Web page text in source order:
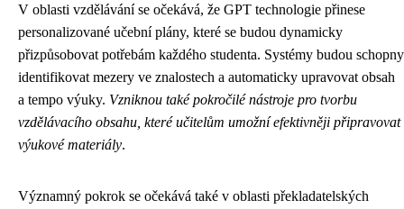
V oblasti vzdělávání se očekává, že GPT technologie přinese
personalizované učební plány, které se budou dynamicky
přizpůsobovat potřebám každého studenta. Systémy budou schopny
identifikovat mezery ve znalostech a automaticky upravovat obsah
a tempo výuky. Vzniknou také pokročilé nástroje pro tvorbu
vzdělávacího obsahu, které učitelům umožní efektivněji připravovat
výukové materiály.
Významný pokrok se očekává také v oblasti překladatelských